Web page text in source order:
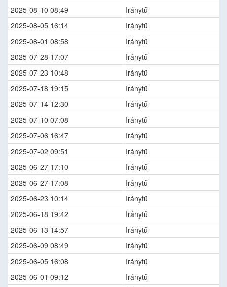
2025-08-10 08:49
Iránytű
2025-08-05 16:14
Iránytű
2025-08-01 08:58
Iránytű
2025-07-28 17:07
Iránytű
2025-07-23 10:48
Iránytű
2025-07-18 19:15
Iránytű
2025-07-14 12:30
Iránytű
2025-07-10 07:08
Iránytű
2025-07-06 16:47
Iránytű
2025-07-02 09:51
Iránytű
2025-06-27 17:10
Iránytű
2025-06-27 17:08
Iránytű
2025-06-23 10:14
Iránytű
2025-06-18 19:42
Iránytű
2025-06-13 14:57
Iránytű
2025-06-09 08:49
Iránytű
2025-06-05 16:08
Iránytű
2025-06-01 09:12
Iránytű